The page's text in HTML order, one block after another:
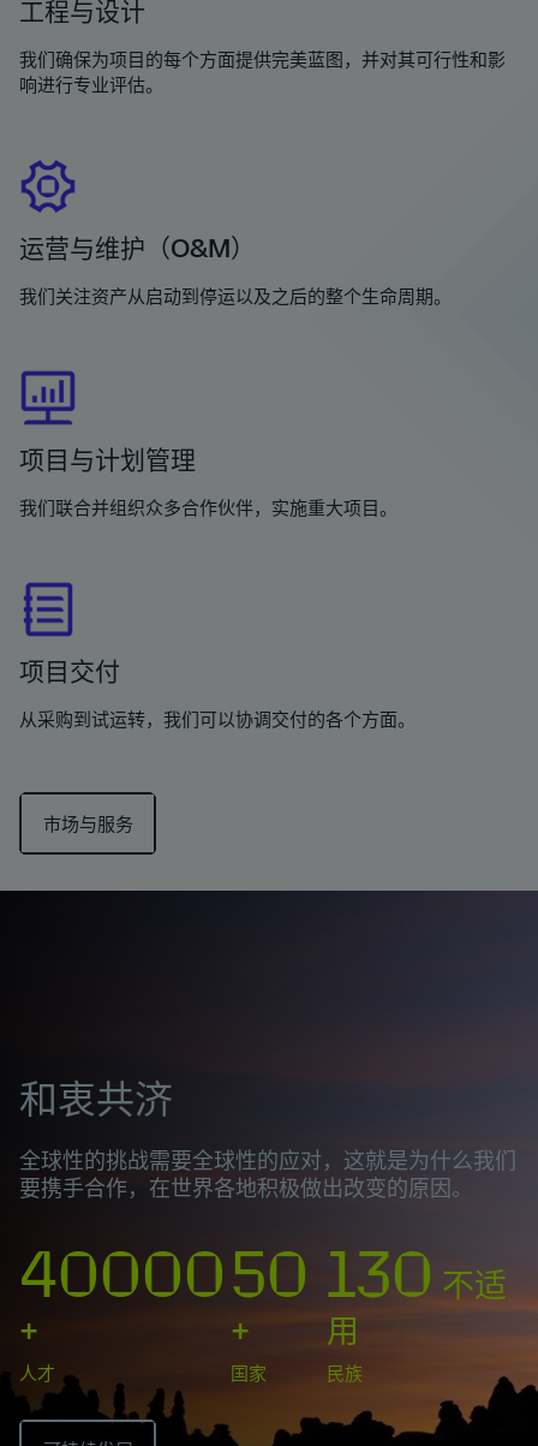
工程与设计
我们确保为项目的每个方面提供完美蓝图，并对其可行性和影
响进行专业评估。
运营与维护（O&M）
我们关注资产从启动到停运以及之后的整个生命周期。
项目与计划管理
我们联合并组织众多合作伙伴，实施重大项目。
项目交付
从采购到试运转，我们可以协调交付的各个方面。
市场与服务
和衷共济
全球性的挑战需要全球性的应对，这就是为什么我们
要携手合作，在世界各地积极做出改变的原因。
40000
+
人才
50
+
国家
130 不适
用
民族